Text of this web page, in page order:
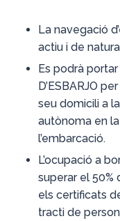
La navegació
actiu i de
Es podrà
D’ESBARJO
seu domicili a
autònoma en
l’embarcació.
L’ocupació a
superar el
els certificats
tracti de